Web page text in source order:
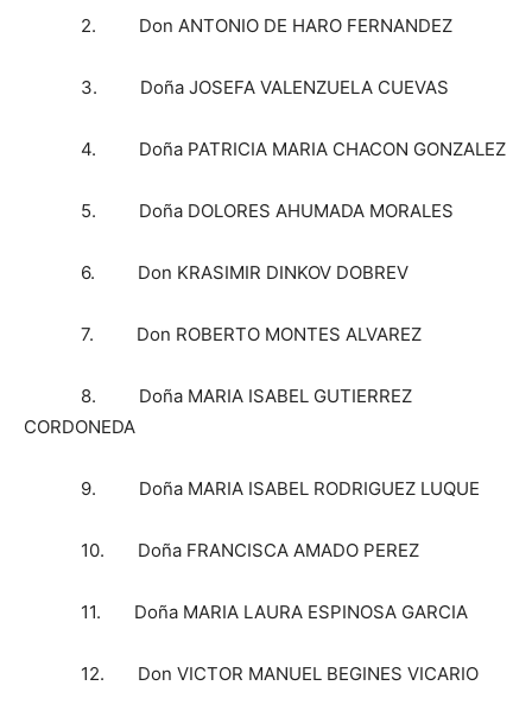
2. Don ANTONIO DE HARO FERNANDEZ
3. Doña JOSEFA VALENZUELA CUEVAS
4. Doña PATRICIA MARIA CHACON GONZALEZ
5. Doña DOLORES AHUMADA MORALES
6. Don KRASIMIR DINKOV DOBREV
7. Don ROBERTO MONTES ALVAREZ
8. Doña MARIA ISABEL GUTIERREZ
CORDONEDA
9. Doña MARIA ISABEL RODRIGUEZ LUQUE
10. Doña FRANCISCA AMADO PEREZ
11. Doña MARIA LAURA ESPINOSA GARCIA
12. Don VICTOR MANUEL BEGINES VICARIO